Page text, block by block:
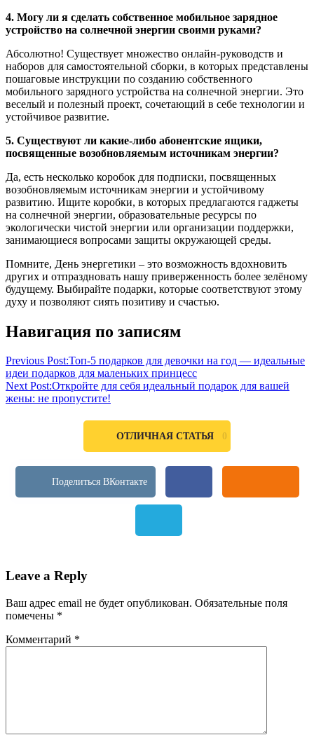
4. Могу ли я сделать собственное мобильное зарядное
устройство на солнечной энергии своими руками?
Абсолютно! Существует множество онлайн-руководств и
наборов для самостоятельной сборки, в которых представлены
пошаговые инструкции по созданию собственного
мобильного зарядного устройства на солнечной энергии. Это
веселый и полезный проект, сочетающий в себе технологии и
устойчивое развитие.
5. Существуют ли какие-либо абонентские ящики,
посвященные возобновляемым источникам энергии?
Да, есть несколько коробок для подписки, посвященных
возобновляемым источникам энергии и устойчивому
развитию. Ищите коробки, в которых предлагаются гаджеты
на солнечной энергии, образовательные ресурсы по
экологически чистой энергии или организации поддержки,
занимающиеся вопросами защиты окружающей среды.
Помните, День энергетики – это возможность вдохновить
других и отпраздновать нашу приверженность более зелёному
будущему. Выбирайте подарки, которые соответствуют этому
духу и позволяют сиять позитиву и счастью.
Навигация по записям
Previous Post:Топ-5 подарков для девочки на год — идеальные
идеи подарков для маленьких принцесс
Next Post:Откройте для себя идеальный подарок для вашей
жены: не пропустите!
ОТЛИЧНАЯ СТАТЬЯ 0
Leave a Reply
Ваш адрес email не будет опубликован. Обязательные поля
помечены *
Комментарий *